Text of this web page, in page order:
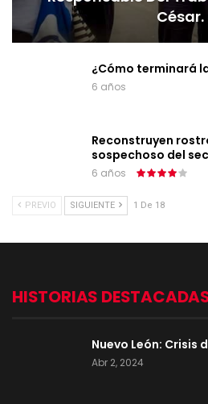
César.
¿Cómo terminará
6 años
Reconstruyen
sospechoso del
6 años
PREVIO SIGUIENTE 1 De 18
HISTORIAS
Nuevo León: Crisis
Abr 2, 2024